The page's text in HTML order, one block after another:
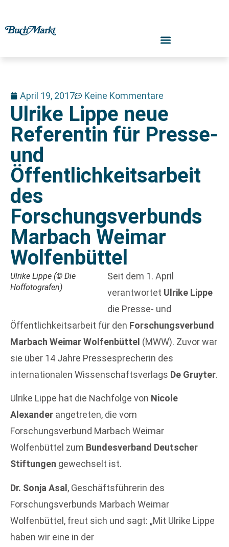
April 19, 2017 Keine Kommentare
Ulrike Lippe neue
Referentin für Presse-
und
Öffentlichkeitsarbeit
des
Forschungsverbunds
Marbach Weimar
Wolfenbüttel
Ulrike Lippe (© Die
Hoffotografen)
Seit dem 1. April
verantwortet Ulrike Lippe
die Presse- und
Öffentlichkeitsarbeit für den Forschungsverbund
Marbach Weimar Wolfenbüttel (MWW). Zuvor war
sie über 14 Jahre Pressesprecherin des
internationalen Wissenschaftsverlags De Gruyter.
Ulrike Lippe hat die Nachfolge von Nicole
Alexander angetreten, die vom
Forschungsverbund Marbach Weimar
Wolfenbüttel zum Bundesverband Deutscher
Stiftungen gewechselt ist.
Dr. Sonja Asal, Geschäftsführerin des
Forschungsverbunds Marbach Weimar
Wolfenbüttel, freut sich und sagt: „Mit Ulrike Lippe
haben wir eine in der